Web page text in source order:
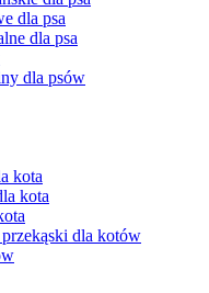
dla psa
dla psa
dla psów
kota
kota
dla kotów